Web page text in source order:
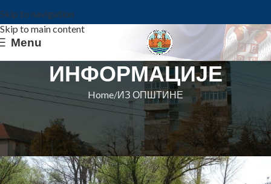
Skip to navigation
Skip to main content
Menu
ИНФОРМАЦИЈЕ
Home ИЗ ОПШТИНЕ
ИЗ ОПШТИНЕ
ДУНАВАЦ И ЛЕПШИ И ЧИСТИЈИ
Општина КовинOn 14. april 2021.